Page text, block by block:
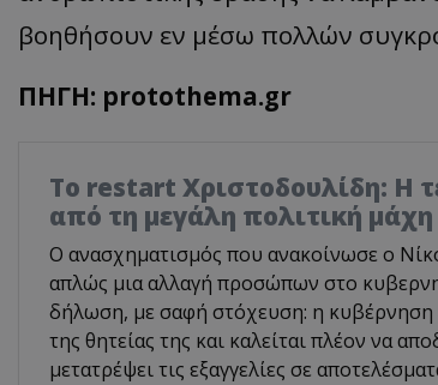
βοηθήσουν εν μέσω πολλών
ΠΗΓΗ: protothema.gr
Το restart Χριστοδουλίδη: Η
από τη μεγάλη πολιτική μάχη
Ο ανασχηματισμός που ανακοίνωσε ο
απλώς μια αλλαγή προσώπων στο
δήλωση, με σαφή στόχευση: η κυβέρνηση
της θητείας της και καλείται πλέον να
μετατρέψει τις εξαγγελίες σε